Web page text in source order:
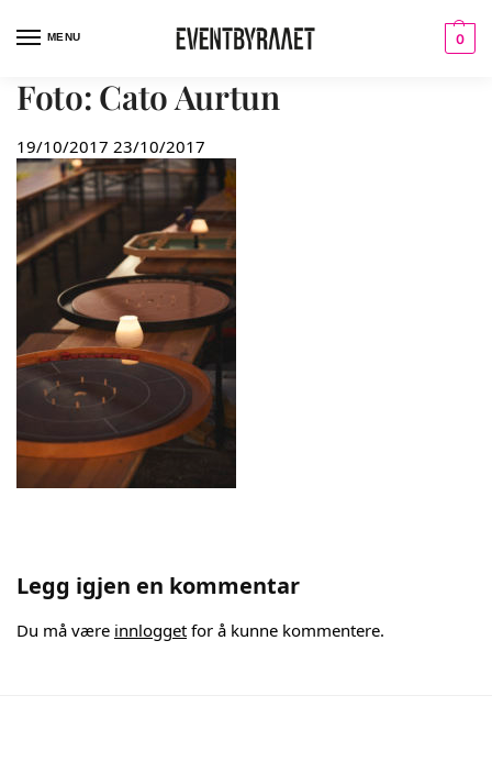
MENU 0
Foto: Cato Aurtun
19/10/2017 23/10/2017
Legg igjen en kommentar
Du må være innlogget for å kunne kommentere.